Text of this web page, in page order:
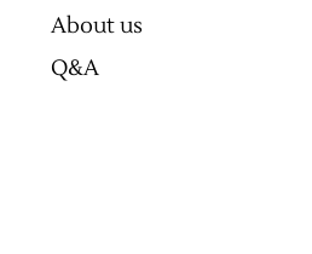
About us
Q&A